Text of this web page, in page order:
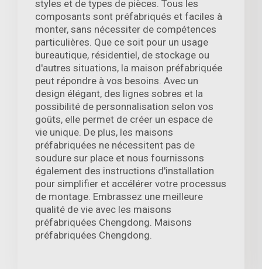
styles et de types de pièces. Tous les
composants sont préfabriqués et faciles à
monter, sans nécessiter de compétences
particulières. Que ce soit pour un usage
bureautique, résidentiel, de stockage ou
d'autres situations, la maison préfabriquée
peut répondre à vos besoins. Avec un
design élégant, des lignes sobres et la
possibilité de personnalisation selon vos
goûts, elle permet de créer un espace de
vie unique. De plus, les maisons
préfabriquées ne nécessitent pas de
soudure sur place et nous fournissons
également des instructions d'installation
pour simplifier et accélérer votre processus
de montage. Embrassez une meilleure
qualité de vie avec les maisons
préfabriquées Chengdong. Maisons
préfabriquées Chengdong.